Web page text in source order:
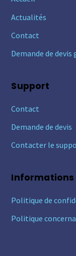
Actualités
Contact
Demande de
Support
Contact
Demande de devis
Contacter le
Informations
Politique de
Politique